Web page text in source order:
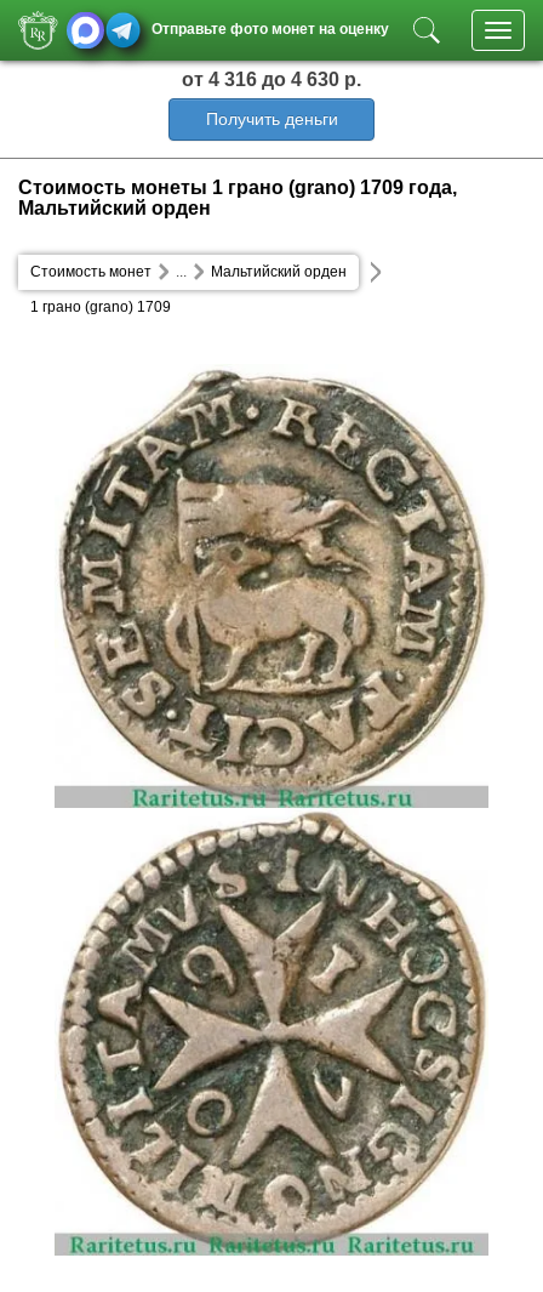
Отправьте фото монет на оценку
от 4 316 до 4 630 р.
Получить деньги
Стоимость монеты 1 грано (grano) 1709 года,
Мальтийский орден
Стоимость монет Мальтийский орден
...
1 грано (grano) 1709